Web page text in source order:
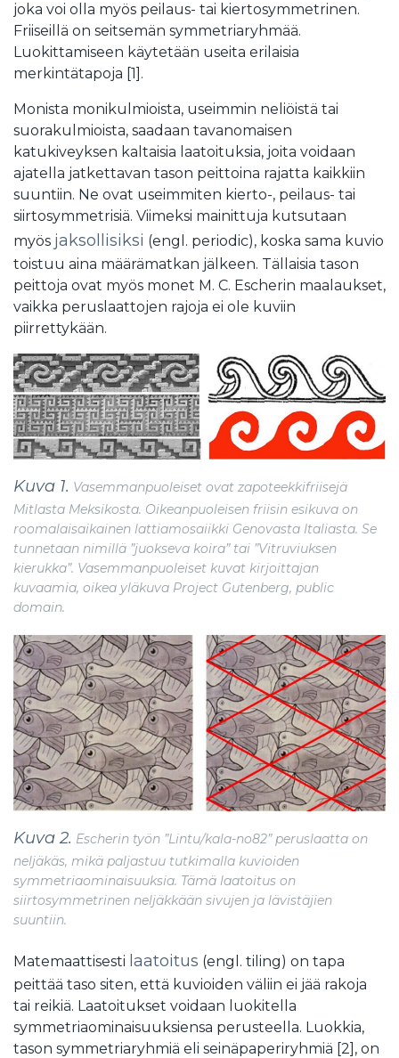
joka voi olla myös peilaus- tai kiertosymmetrinen.
Friiseillä on seitsemän symmetriaryhmää.
Luokittamiseen käytetään useita erilaisia
merkintätapoja [1].
Monista monikulmioista, useimmin neliöistä tai
suorakulmioista, saadaan tavanomaisen
katukiveyksen kaltaisia laatoituksia, joita voidaan
ajatella jatkettavan tason peittoina rajatta kaikkiin
suuntiin. Ne ovat useimmiten kierto-, peilaus- tai
siirtosymmetrisiä. Viimeksi mainittuja kutsutaan
myös jaksollisiksi (engl. periodic), koska sama kuvio
toistuu aina määrämatkan jälkeen. Tällaisia tason
peittoja ovat myös monet M. C. Escherin maalaukset,
vaikka peruslaattojen rajoja ei ole kuviin
piirrettykään.
Kuva 1. Vasemmanpuoleiset ovat zapoteekkifriisejä
Mitlasta Meksikosta. Oikeanpuoleisen friisin esikuva on
roomalaisaikainen lattiamosaiikki Genovasta Italiasta. Se
tunnetaan nimillä ”juokseva koira” tai ”Vitruviuksen
kierukka”. Vasemmanpuoleiset kuvat kirjoittajan
kuvaamia, oikea yläkuva Project Gutenberg, public
domain.
Kuva 2. Escherin työn ”Lintu/kala-no82” peruslaatta on
neljäkäs, mikä paljastuu tutkimalla kuvioiden
symmetriaominaisuuksia. Tämä laatoitus on
siirtosymmetrinen neljäkkään sivujen ja lävistäjien
suuntiin.
Matemaattisesti laatoitus (engl. tiling) on tapa
peittää taso siten, että kuvioiden väliin ei jää rakoja
tai reikiä. Laatoitukset voidaan luokitella
symmetriaominaisuuksiensa perusteella. Luokkia,
tason symmetriaryhmiä eli seinäpaperiryhmiä [2], on